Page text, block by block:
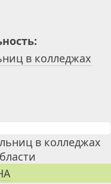
в колледжах